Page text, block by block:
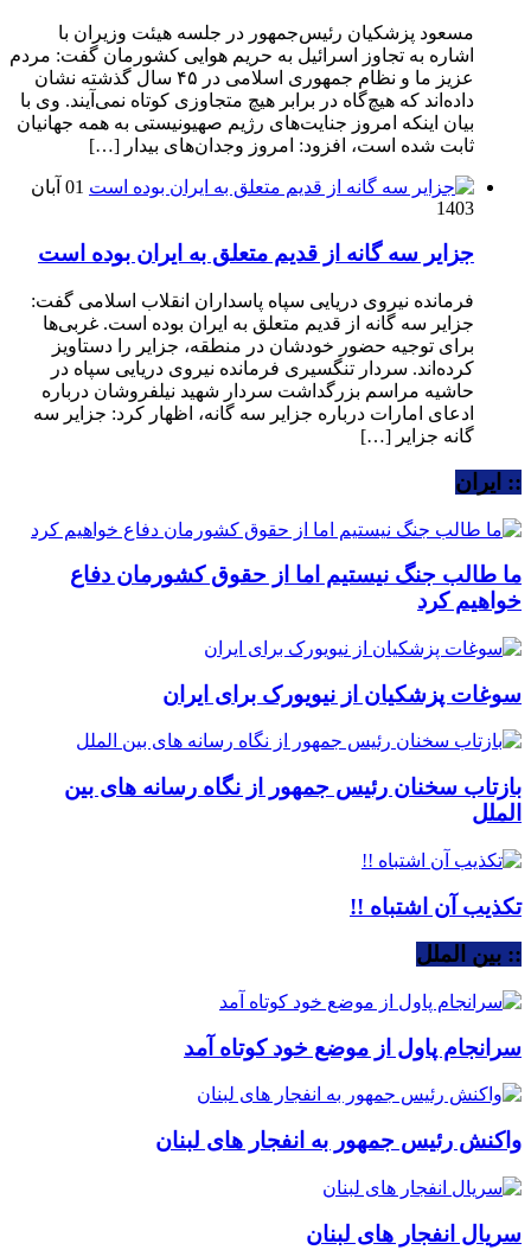
مسعود پزشکیان رئیس‌جمهور در جلسه هیئت وزیران با
اشاره به تجاوز اسرائیل به حریم هوایی کشورمان گفت: مردم
عزیز ما و نظام جمهوری اسلامی در ۴۵ سال گذشته نشان
داده‌اند که هیچ‌گاه در برابر هیچ متجاوزی کوتاه نمی‌آیند. وی با
بیان اینکه امروز جنایت‌های رژیم صهیونیستی به همه جهانیان
ثابت شده است، افزود: امروز وجدان‌های بیدار […]
01 آبان
1403
جزایر سه گانه از قدیم متعلق به ایران بوده است
فرمانده نیروی دریایی سپاه پاسداران انقلاب اسلامی گفت:
جزایر سه گانه از قدیم متعلق به ایران بوده است. غربی‌ها
برای توجیه حضور خودشان در منطقه، جزایر را دستاویز
کرده‌اند. سردار تنگسیری فرمانده نیروی دریایی سپاه در
حاشیه مراسم بزرگداشت سردار شهید نیلفروشان درباره
ادعای امارات درباره جزایر سه گانه، اظهار کرد: جزایر سه
گانه جزایر […]
:: ایران
ما طالب جنگ نیستیم اما از حقوق کشورمان دفاع
خواهیم کرد
سوغات پزشکیان از نیویورک برای ایران
بازتاب سخنان رئیس جمهور از نگاه رسانه های بین
الملل
تکذیب آن اشتباه !!
:: بین الملل
سرانجام پاول از موضع خود کوتاه آمد
واکنش رئیس جمهور به انفجار های لبنان
سریال انفجار های لبنان